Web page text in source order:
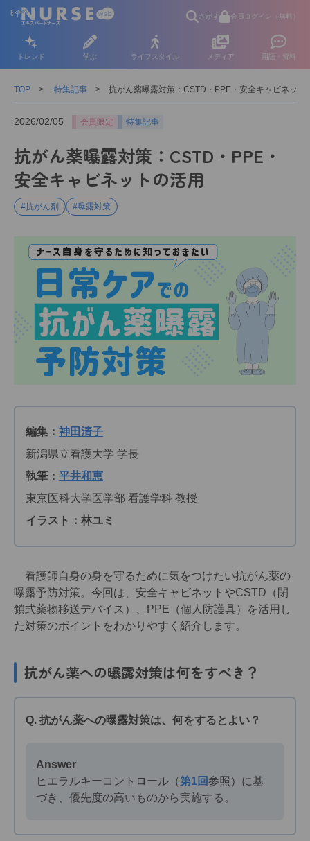
さがす 会員ログイン（無料）
トレンド 学ぶ ライフスタイル メディア 用語・資料
TOP 特集記事 抗がん薬曝露対策：CSTD・PPE・安全キャビネット
2026/02/05 会員限定 特集記事
抗がん薬曝露対策：CSTD・PPE・
安全キャビネットの活用
#抗がん剤 #曝露対策
編集： 神田清子
新潟県立看護大学 学長
執筆： 平井和恵
東京医科大学医学部 看護学科 教授
イラスト：林ユミ
看護師自身の身を守るために気をつけたい抗がん薬の
曝露予防対策。今回は、安全キャビネットやCSTD（閉
鎖式薬物移送デバイス）、PPE（個人防護具）を活用し
た対策のポイントをわかりやすく紹介します。
抗がん薬への曝露対策は何をすべき？
Q. 抗がん薬への曝露対策は、何をするとよい？
Answer
ヒエラルキーコントロール（第1回参照）に基
づき、優先度の高いものから実施する。